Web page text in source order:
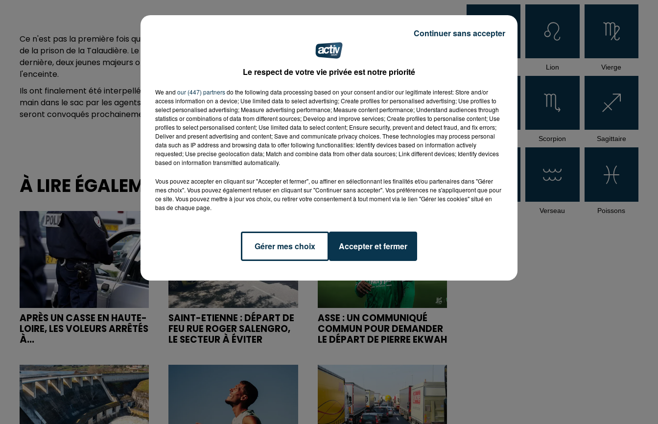
Ce n'est pas la première fois que des proches de détenus utilisent les airs pour faire des livraisons à l'intérieur
de la prison de la Talaudière. Le plus souvent, c'est de la drogue qui est transportée. Mais en fin de semaine
dernière, deux jeunes majeurs ont utilisé un drone pour livrer… tacos et pains américains à l'intérieur de
l'enceinte.
Ils ont finalement été interpellés aux abords de la prison de Loire Sud, dans la nuit de vendredi à samedi. Pris la
main dans le sac par les agents de la BAC, ces 2 hommes âgés de 18 ans ont été placés en garde à vue et
seront convoqués prochainement.
À LIRE ÉGALEMENT
APRÈS UN CASSE EN HAUTE-
LOIRE, LES VOLEURS ARRÊTÉS
À...
SAINT-ETIENNE : DÉPART DE
FEU RUE ROGER SALENGRO,
LE SECTEUR À ÉVITER
ASSE : UN COMMUNIQUÉ
COMMUN POUR DEMANDER
LE DÉPART DE PIERRE EKWAH
Lion Vierge
Balance Scorpion Sagittaire
Verseau Poissons
Le respect de votre vie privée est notre priorité
We and our (447) partnersdo the following data processing based on your consent and/or our legitimate interest: Store and/or
access information on a device; Use limited data to select advertising; Create profiles for personalised advertising; Use profiles to
select personalised advertising; Measure advertising performance; Measure content performance; Understand audiences through
statistics or combinations of data from different sources; Develop and improve services; Create profiles to personalise content; Use
profiles to select personalised content; Use limited data to select content; Ensure security, prevent and detect fraud, and fix errors;
Deliver and present advertising and content; Save and communicate privacy choices. These technologies may process personal
data such as IP address and browsing data to offer following functionalities: Identify devices based on information actively
requested; Use precise geolocation data; Match and combine data from other data sources; Link different devices; Identify devices
based on information transmitted automatically.
Vous pouvez accepter en cliquant sur "Accepter et fermer", ou affiner en sélectionnant les finalités et/ou partenaires dans "Gérer
mes choix". Vous pouvez également refuser en cliquant sur "Continuer sans accepter". Vos préférences ne s'appliqueront que pour
ce site. Vous pouvez mettre à jour vos choix, ou retirer votre consentement à tout moment via le lien "Gérer les cookies" situé en
bas de chaque page.
Gérer mes choix Accepter et fermer
Continuer sans accepter